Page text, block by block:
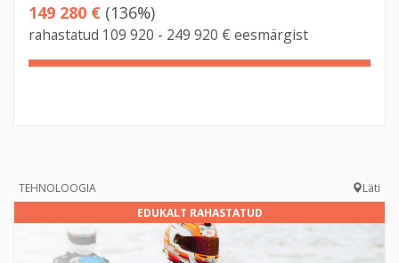
149 280 € (136%)
rahastatud 109 920 - 249 920 € eesmärgist
136%
TEHNOLOOGIA
Läti
EDUKALT RAHASTATUD